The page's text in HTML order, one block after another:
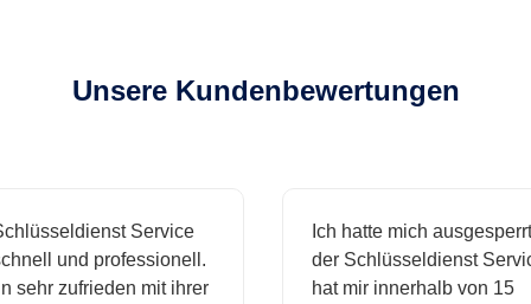
Unsere Kundenbewertungen
Service
und professionell.
sehr zufrieden mit ihrer
Ich hatte mich ausgesperrt
der Schlüsseldienst
hat mir innerhalb von 15